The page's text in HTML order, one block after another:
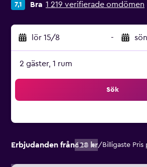
7,1 Bra 1 219 verifierade omdömen
lör 15/8 -
2 gäster, 1 rum
Sök
Erbjudanden från628 kr/ Billigaste Pris